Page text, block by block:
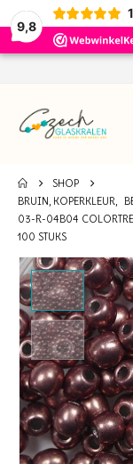
9,8
SHOP
BRUIN, KOPERKLEUR,
03-R-04B04
100 STUKS